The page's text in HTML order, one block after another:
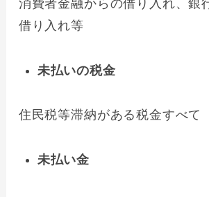
消費者金融からの借り入れ、銀
借り入れ等
未払いの税金
住民税等滞納がある税金すべて
未払い金